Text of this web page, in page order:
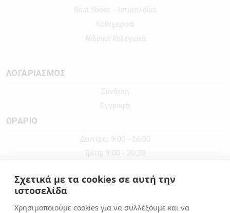
Boat Shoes – Ιστιοπλοϊκά
Καθημερινά
Ανδρικά Κολεγιακά
ΛΟΓΑΡΙΑΣΜΟΣ
Σύνδεση
Εγγραφή
ΩΡΑΡΙΟ
Δευτέρα: 9:00 - 16:00
Τρίτη: 9:00 - 20:30
Πέμπτη: 9:00 - 20:30
Σάββατο: 9:00 - 16:00
Σχετικά με τα cookies σε αυτή την
ιστοσελίδα
Χρησιμοποιούμε cookies για να συλλέξουμε και να